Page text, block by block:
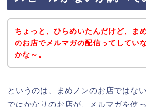
ちょっと、ひらめいたんだけど、ま
のお店でメルマガの配信ってしてい
かな～。
というのは、まめノンのお店ではな
ではかなりのお店が、メルマガを使